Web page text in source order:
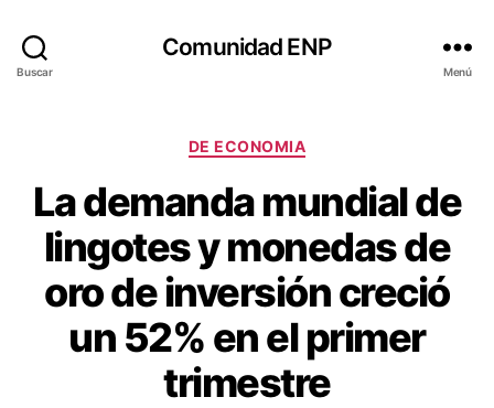
Buscar
Comunidad ENP
Menú
Categorías
DE ECONOMIA
La demanda mundial de
lingotes y monedas de
oro de inversión creció
un 52% en el primer
trimestre